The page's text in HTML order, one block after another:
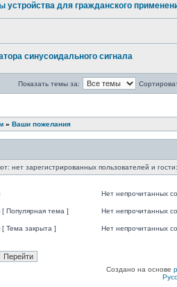
устройства для гражданского
синусоидального сигнала
Показать темы за:
» Ваши пожелания
нет зарегистрированных пользователей и
Нет непрочитанных
Популярная тема ] Нет непрочитанных
Тема закрыта ] Нет непрочитанных
Создано на основе